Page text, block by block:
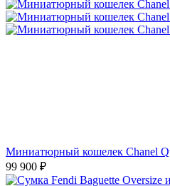
Миниатюрный кошелек Chanel
99 900 ₽